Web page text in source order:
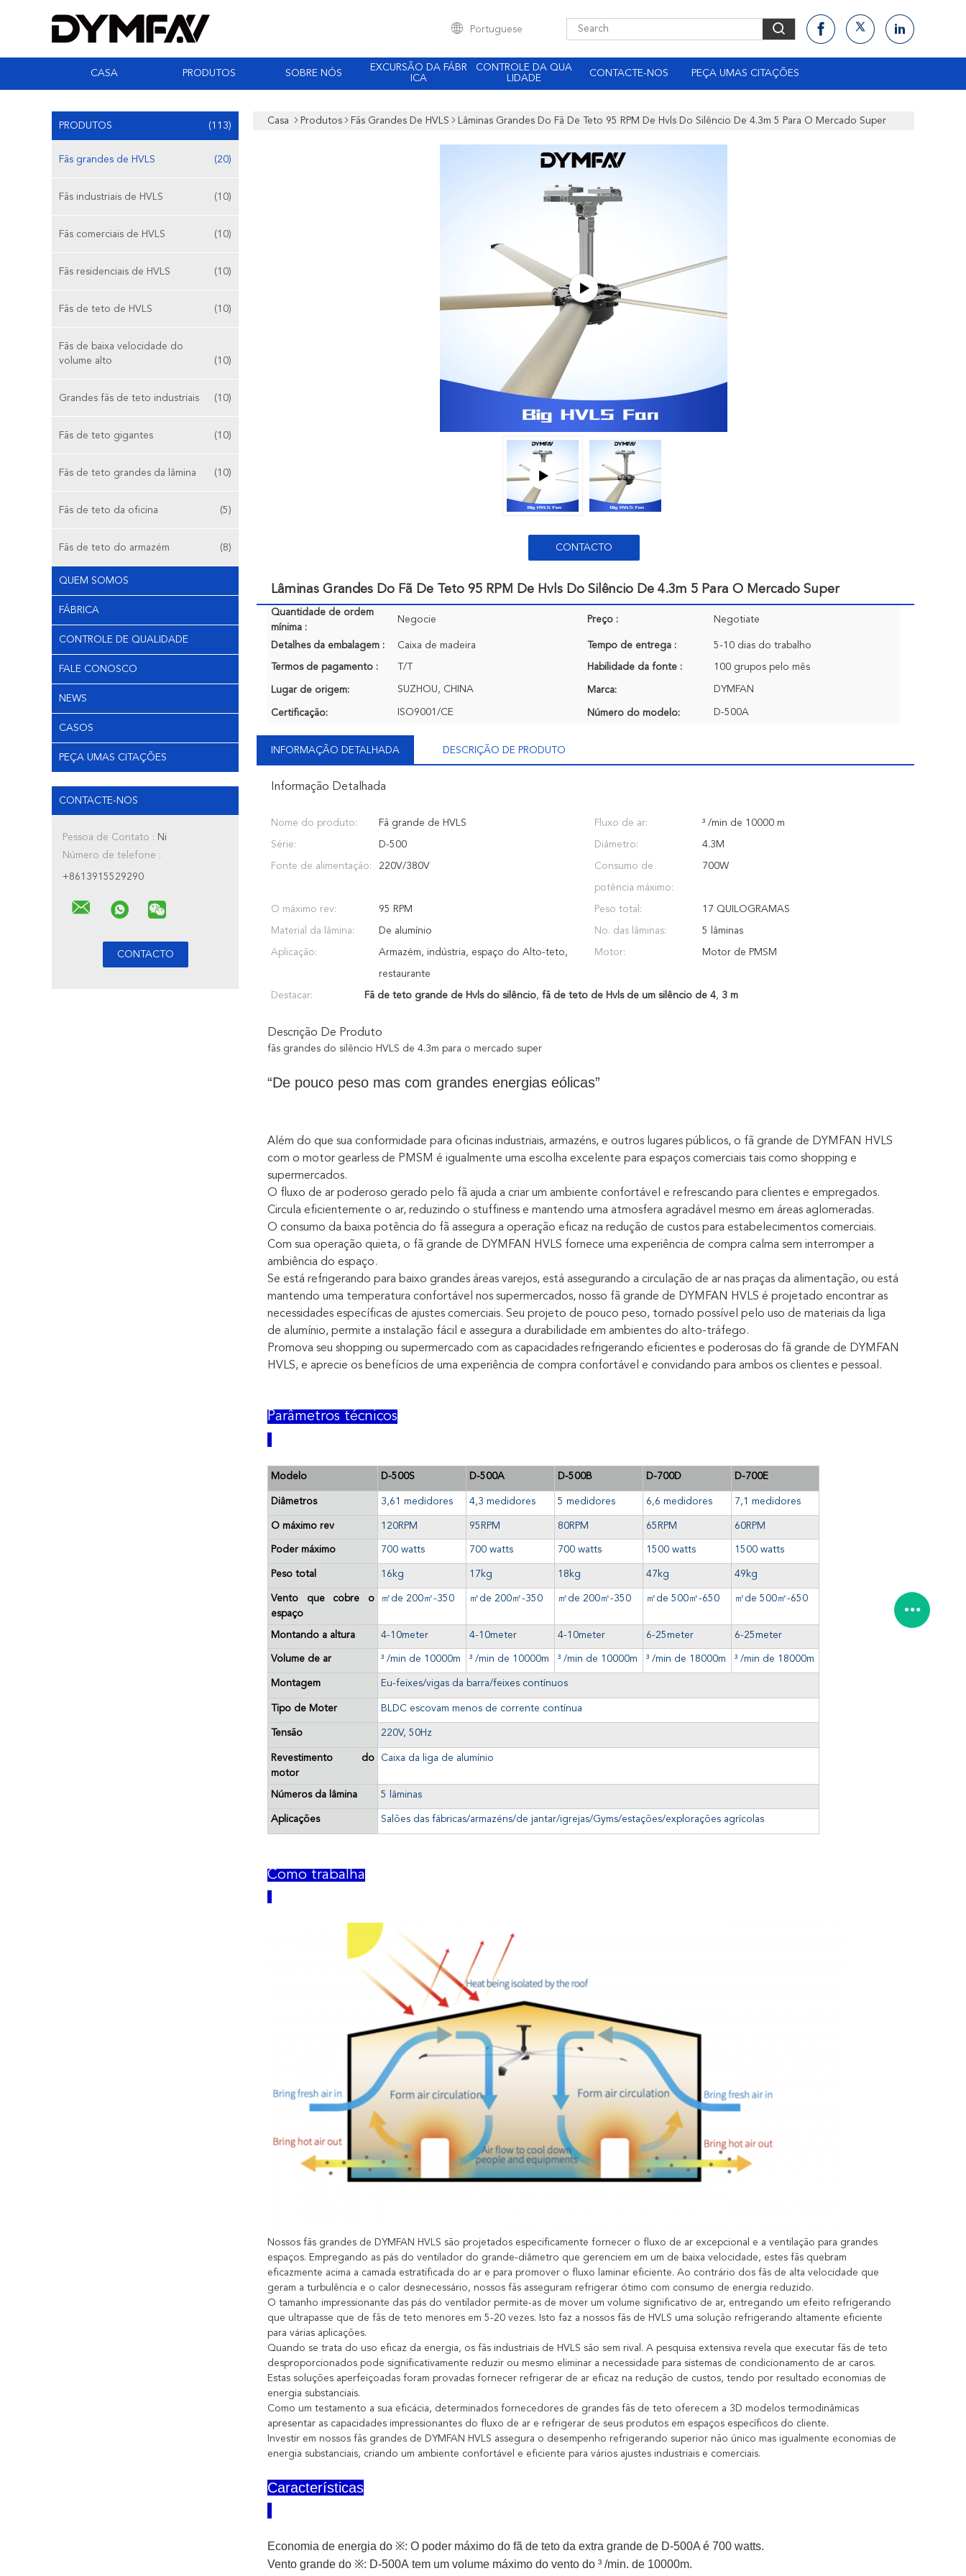
Portuguese
CASA PRODUTOS SOBRE NÓS
EXCURSÃO DA FÁBR
ICA
CONTROLE DA QUA
LIDADE
CONTACTE-NOS PEÇA UMAS CITAÇÕES
PRODUTOS (113)
Fãs grandes de HVLS (20)
Fãs industriais de HVLS (10)
Fãs comerciais de HVLS (10)
Fãs residenciais de HVLS (10)
Fãs de teto de HVLS (10)
Fãs de baixa velocidade do
volume alto
(10)
Grandes fãs de teto industriais (10)
Fãs de teto gigantes (10)
Fãs de teto grandes da lâmina (10)
Fãs de teto da oficina (5)
Fãs de teto do armazém (8)
QUEM SOMOS
FÁBRICA
CONTROLE DE QUALIDADE
FALE CONOSCO
NEWS
CASOS
PEÇA UMAS CITAÇÕES
CONTACTE-NOS
Pessoa de Contato : Ni
Número de telefone :
+8613915529290
Casa Produtos Fãs Grandes De HVLS Lâminas Grandes Do Fã De Teto 95 RPM De Hvls Do Silêncio De 4.3m 5 Para O Mercado Super
CONTACTO
Lâminas Grandes Do Fã De Teto 95 RPM De Hvls Do Silêncio De 4.3m 5 Para O Mercado Super
Quantidade de ordem
mínima :
Negocie Preço : Negotiate
Detalhes da embalagem : Caixa de madeira Tempo de entrega : 5-10 dias do trabalho
Termos de pagamento : T/T Habilidade da fonte : 100 grupos pelo mês
Lugar de origem: SUZHOU, CHINA Marca: DYMFAN
Certificação: ISO9001/CE Número do modelo: D-500A
INFORMAÇÃO DETALHADA DESCRIÇÃO DE PRODUTO
Informação Detalhada
Nome do produto: Fã grande de HVLS Fluxo de ar: ³ /min de 10000 m
Série: D-500 Diâmetro: 4.3M
Fonte de alimentação: 220V/380V Consumo de
potência máximo:
700W
O máximo rev: 95 RPM Peso total: 17 QUILOGRAMAS
Material da lâmina: De alumínio No. das lâminas: 5 lâminas
Aplicação: Armazém, indústria, espaço do Alto-teto,
restaurante
Motor: Motor de PMSM
Destacar: Fã de teto grande de Hvls do silêncio, fã de teto de Hvls de um silêncio de 4, 3 m
Descrição De Produto
fãs grandes do silêncio HVLS de 4.3m para o mercado super
“De pouco peso mas com grandes energias eólicas”
Além do que sua conformidade para oficinas industriais, armazéns, e outros lugares públicos, o fã grande de DYMFAN HVLS
com o motor gearless de PMSM é igualmente uma escolha excelente para espaços comerciais tais como shopping e
supermercados.
O fluxo de ar poderoso gerado pelo fã ajuda a criar um ambiente confortável e refrescando para clientes e empregados.
Circula eficientemente o ar, reduzindo o stuffiness e mantendo uma atmosfera agradável mesmo em áreas aglomeradas.
O consumo da baixa potência do fã assegura a operação eficaz na redução de custos para estabelecimentos comerciais.
Com sua operação quieta, o fã grande de DYMFAN HVLS fornece uma experiência de compra calma sem interromper a
ambiência do espaço.
Se está refrigerando para baixo grandes áreas varejos, está assegurando a circulação de ar nas praças da alimentação, ou está
mantendo uma temperatura confortável nos supermercados, nosso fã grande de DYMFAN HVLS é projetado encontrar as
necessidades específicas de ajustes comerciais. Seu projeto de pouco peso, tornado possível pelo uso de materiais da liga
de alumínio, permite a instalação fácil e assegura a durabilidade em ambientes do alto-tráfego.
Promova seu shopping ou supermercado com as capacidades refrigerando eficientes e poderosas do fã grande de DYMFAN
HVLS, e aprecie os benefícios de uma experiência de compra confortável e convidando para ambos os clientes e pessoal.
Parâmetros técnicos
Modelo D-500S D-500A D-500B D-700D D-700E
Diâmetros 3,61 medidores 4,3 medidores 5 medidores 6,6 medidores 7,1 medidores
O máximo rev 120RPM 95RPM 80RPM 65RPM 60RPM
Poder máximo 700 watts 700 watts 700 watts 1500 watts 1500 watts
Peso total 16kg 17kg 18kg 47kg 49kg
Vento que cobre o
espaço
㎡de 200㎡-350 ㎡de 200㎡-350 ㎡de 200㎡-350 ㎡de 500㎡-650 ㎡de 500㎡-650
Montando a altura 4-10meter 4-10meter 4-10meter 6-25meter 6-25meter
Volume de ar ³ /min de 10000m ³ /min de 10000m ³ /min de 10000m ³ /min de 18000m ³ /min de 18000m
Montagem Eu-feixes/vigas da barra/feixes contínuos
Tipo de Moter BLDC escovam menos de corrente contínua
Tensão 220V, 50Hz
Revestimento do
motor
Caixa da liga de alumínio
Números da lâmina 5 lâminas
Aplicações Salões das fábricas/armazéns/de jantar/igrejas/Gyms/estações/explorações agrícolas
Como trabalha
Nossos fãs grandes de DYMFAN HVLS são projetados especificamente fornecer o fluxo de ar excepcional e a ventilação para grandes
espaços. Empregando as pás do ventilador do grande-diâmetro que gerenciem em um de baixa velocidade, estes fãs quebram
eficazmente acima a camada estratificada do ar e para promover o fluxo laminar eficiente. Ao contrário dos fãs de alta velocidade que
geram a turbulência e o calor desnecessário, nossos fãs asseguram refrigerar ótimo com consumo de energia reduzido.
O tamanho impressionante das pás do ventilador permite-as de mover um volume significativo de ar, entregando um efeito refrigerando
que ultrapasse que de fãs de teto menores em 5-20 vezes. Isto faz a nossos fãs de HVLS uma solução refrigerando altamente eficiente
para várias aplicações.
Quando se trata do uso eficaz da energia, os fãs industriais de HVLS são sem rival. A pesquisa extensiva revela que executar fãs de teto
desproporcionados pode significativamente reduzir ou mesmo eliminar a necessidade para sistemas de condicionamento de ar caros.
Estas soluções aperfeiçoadas foram provadas fornecer refrigerar de ar eficaz na redução de custos, tendo por resultado economias de
energia substanciais.
Como um testamento a sua eficácia, determinados fornecedores de grandes fãs de teto oferecem a 3D modelos termodinâmicas
apresentar as capacidades impressionantes do fluxo de ar e refrigerar de seus produtos em espaços específicos do cliente.
Investir em nossos fãs grandes de DYMFAN HVLS assegura o desempenho refrigerando superior não único mas igualmente economias de
energia substanciais, criando um ambiente confortável e eficiente para vários ajustes industriais e comerciais.
Características
Economia de energia do ※: O poder máximo do fã de teto da extra grande de D-500A é 700 watts.
Vento grande do ※: D-500A tem um volume máximo do vento do ³ /min. de 10000m.